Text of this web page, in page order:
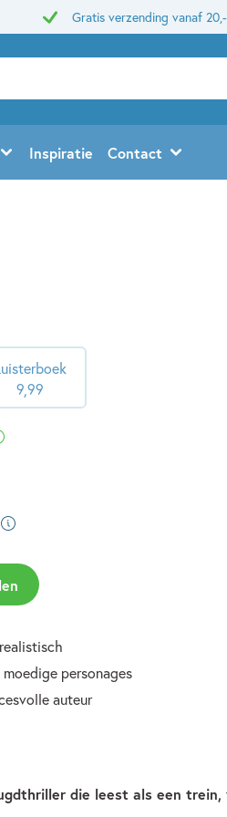
Gratis verzending vanaf
Inspiratie Contact
999
personages
auteur
die leest als een trein,